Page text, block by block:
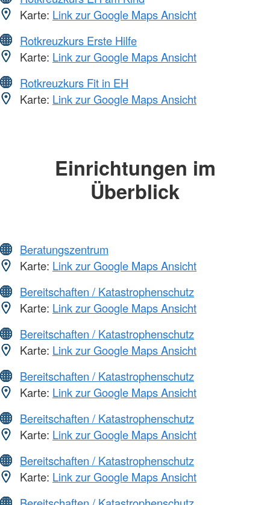
Karte: Link zur Google Maps Ansicht
Rotkreuzkurs Erste Hilfe
Karte: Link zur Google Maps Ansicht
Rotkreuzkurs Fit in EH
Karte: Link zur Google Maps Ansicht
Einrichtungen im
Überblick
Beratungszentrum
Karte: Link zur Google Maps Ansicht
Bereitschaften / Katastrophenschutz
Karte: Link zur Google Maps Ansicht
Bereitschaften / Katastrophenschutz
Karte: Link zur Google Maps Ansicht
Bereitschaften / Katastrophenschutz
Karte: Link zur Google Maps Ansicht
Bereitschaften / Katastrophenschutz
Karte: Link zur Google Maps Ansicht
Bereitschaften / Katastrophenschutz
Karte: Link zur Google Maps Ansicht